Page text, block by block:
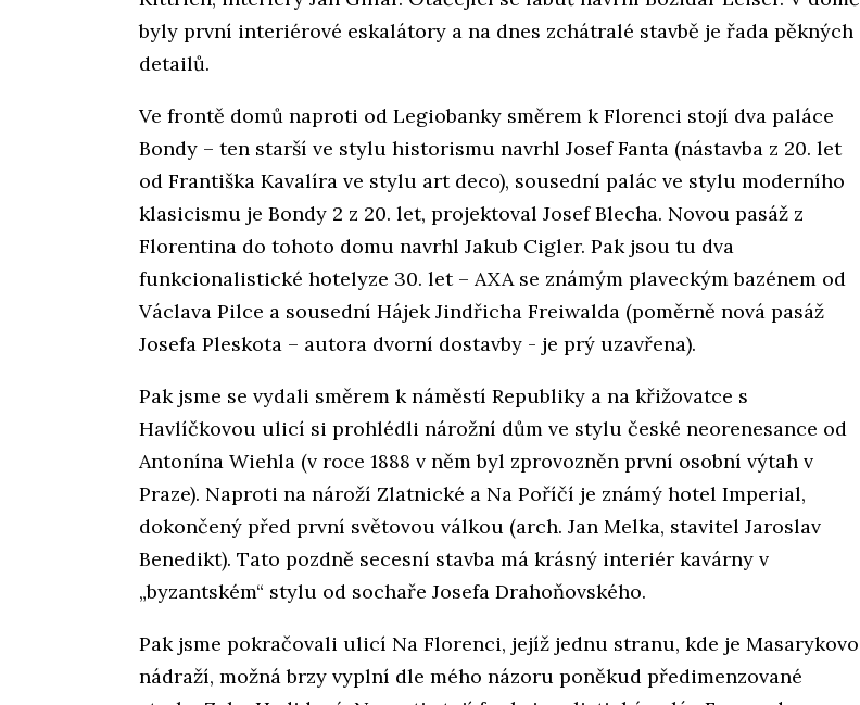
byly první interiérové eskalátory a na dnes zchátralé stavbě je řada pěkných
detailů.
Ve frontě domů naproti od Legiobanky směrem k Florenci stojí dva paláce
Bondy – ten starší ve stylu historismu navrhl Josef Fanta (nástavba z 20. let
od Františka Kavalíra ve stylu art deco), sousední palác ve stylu moderního
klasicismu je Bondy 2 z 20. let, projektoval Josef Blecha. Novou pasáž z
Florentina do tohoto domu navrhl Jakub Cigler. Pak jsou tu dva
funkcionalistické hotelyze 30. let – AXA se známým plaveckým bazénem od
Václava Pilce a sousední Hájek Jindřicha Freiwalda (poměrně nová pasáž
Josefa Pleskota – autora dvorní dostavby - je prý uzavřena).
Pak jsme se vydali směrem k náměstí Republiky a na křižovatce s
Havlíčkovou ulicí si prohlédli nárožní dům ve stylu české neorenesance od
Antonína Wiehla (v roce 1888 v něm byl zprovozněn první osobní výtah v
Praze). Naproti na nároží Zlatnické a Na Poříčí je známý hotel Imperial,
dokončený před první světovou válkou (arch. Jan Melka, stavitel Jaroslav
Benedikt). Tato pozdně secesní stavba má krásný interiér kavárny v
„byzantském“ stylu od sochaře Josefa Drahoňovského.
Pak jsme pokračovali ulicí Na Florenci, jejíž jednu stranu, kde je Masarykovo
nádraží, možná brzy vyplní dle mého názoru poněkud předimenzované